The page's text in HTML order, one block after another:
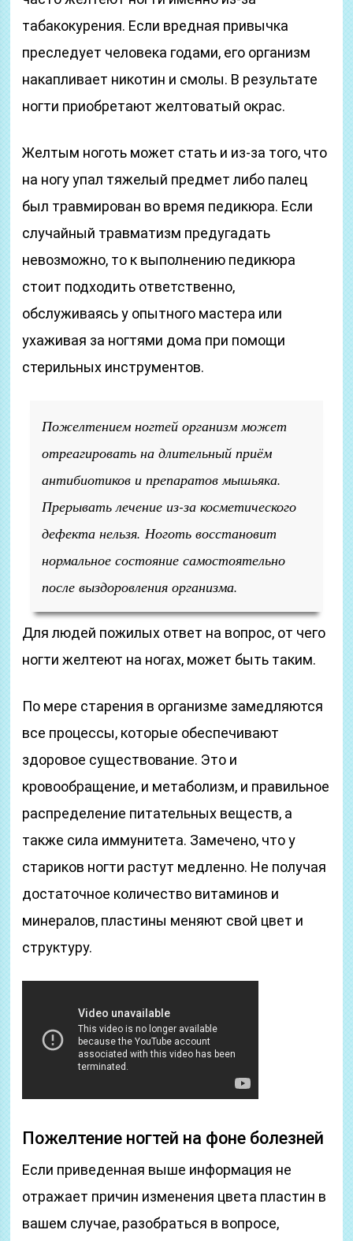
табакокурения. Если вредная привычка
преследует человека годами, его организм
накапливает никотин и смолы. В результате
ногти приобретают желтоватый окрас.
Желтым ноготь может стать и из-за того, что
на ногу упал тяжелый предмет либо палец
был травмирован во время педикюра. Если
случайный травматизм предугадать
невозможно, то к выполнению педикюра
стоит подходить ответственно,
обслуживаясь у опытного мастера или
ухаживая за ногтями дома при помощи
стерильных инструментов.
Пожелтением ногтей организм может
отреагировать на длительный приём
антибиотиков и препаратов мышьяка.
Прерывать лечение из-за косметического
дефекта нельзя. Ноготь восстановит
нормальное состояние самостоятельно
после выздоровления организма.
Для людей пожилых ответ на вопрос, от чего
ногти желтеют на ногах, может быть таким.
По мере старения в организме замедляются
все процессы, которые обеспечивают
здоровое существование. Это и
кровообращение, и метаболизм, и правильное
распределение питательных веществ, а
также сила иммунитета. Замечено, что у
стариков ногти растут медленно. Не получая
достаточное количество витаминов и
минералов, пластины меняют свой цвет и
структуру.
Пожелтение ногтей на фоне болезней
Если приведенная выше информация не
отражает причин изменения цвета пластин в
вашем случае, разобраться в вопросе,